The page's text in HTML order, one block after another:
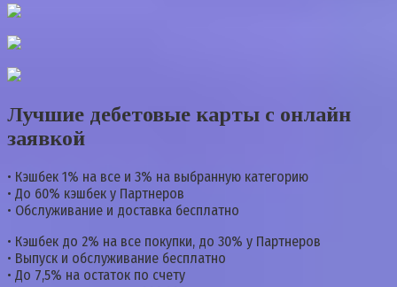
Лучшие дебетовые карты с онлайн
заявкой
• Кэшбек 1% на все и 3% на выбранную категорию
• До 60% кэшбек у Партнеров
• Обслуживание и доставка бесплатно
• Кэшбек до 2% на все покупки, до 30% у Партнеров
• Выпуск и обслуживание бесплатно
• До 7,5% на остаток по счету